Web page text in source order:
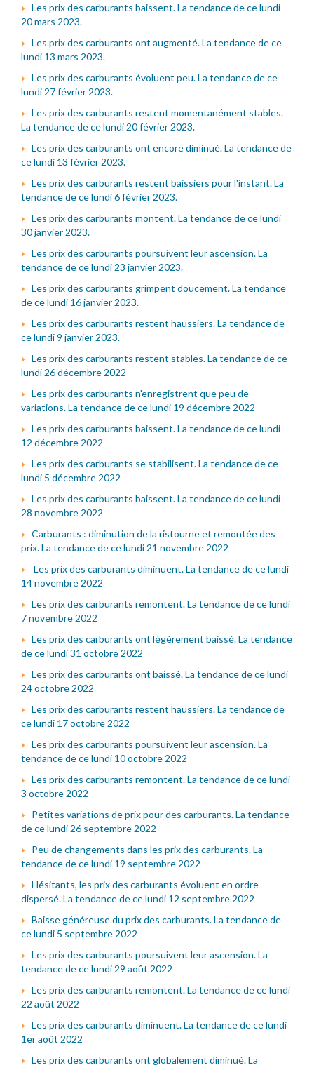
Les prix des carburants baissent. La tendance de ce lundi
20 mars 2023.
Les prix des carburants ont augmenté. La tendance de ce
lundi 13 mars 2023.
Les prix des carburants évoluent peu. La tendance de ce
lundi 27 février 2023.
Les prix des carburants restent momentanément stables.
La tendance de ce lundi 20 février 2023.
Les prix des carburants ont encore diminué. La tendance de
ce lundi 13 février 2023.
Les prix des carburants restent baissiers pour l'instant. La
tendance de ce lundi 6 février 2023.
Les prix des carburants montent. La tendance de ce lundi
30 janvier 2023.
Les prix des carburants poursuivent leur ascension. La
tendance de ce lundi 23 janvier 2023.
Les prix des carburants grimpent doucement. La tendance
de ce lundi 16 janvier 2023.
Les prix des carburants restent haussiers. La tendance de
ce lundi 9 janvier 2023.
Les prix des carburants restent stables. La tendance de ce
lundi 26 décembre 2022
Les prix des carburants n'enregistrent que peu de
variations. La tendance de ce lundi 19 décembre 2022
Les prix des carburants baissent. La tendance de ce lundi
12 décembre 2022
Les prix des carburants se stabilisent. La tendance de ce
lundi 5 décembre 2022
Les prix des carburants baissent. La tendance de ce lundi
28 novembre 2022
Carburants : diminution de la ristourne et remontée des
prix. La tendance de ce lundi 21 novembre 2022
Les prix des carburants diminuent. La tendance de ce lundi
14 novembre 2022
Les prix des carburants remontent. La tendance de ce lundi
7 novembre 2022
Les prix des carburants ont légèrement baissé. La tendance
de ce lundi 31 octobre 2022
Les prix des carburants ont baissé. La tendance de ce lundi
24 octobre 2022
Les prix des carburants restent haussiers. La tendance de
ce lundi 17 octobre 2022
Les prix des carburants poursuivent leur ascension. La
tendance de ce lundi 10 octobre 2022
Les prix des carburants remontent. La tendance de ce lundi
3 octobre 2022
Petites variations de prix pour des carburants. La tendance
de ce lundi 26 septembre 2022
Peu de changements dans les prix des carburants. La
tendance de ce lundi 19 septembre 2022
Hésitants, les prix des carburants évoluent en ordre
dispersé. La tendance de ce lundi 12 septembre 2022
Baisse généreuse du prix des carburants. La tendance de
ce lundi 5 septembre 2022
Les prix des carburants poursuivent leur ascension. La
tendance de ce lundi 29 août 2022
Les prix des carburants remontent. La tendance de ce lundi
22 août 2022
Les prix des carburants diminuent. La tendance de ce lundi
1er août 2022
Les prix des carburants ont globalement diminué. La